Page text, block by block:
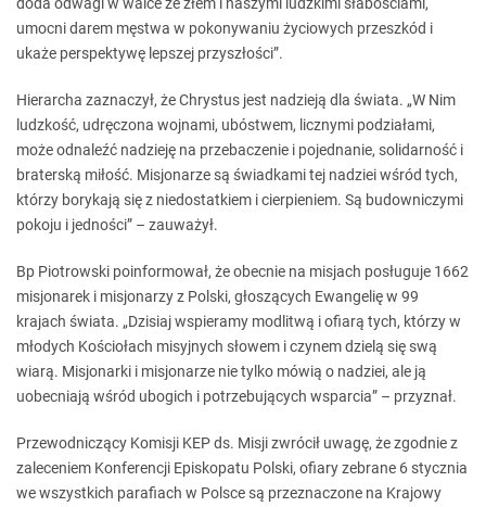
umocni darem męstwa w pokonywaniu życiowych przeszkód i
ukaże perspektywę lepszej przyszłości”.
Hierarcha zaznaczył, że Chrystus jest nadzieją dla świata. „W Nim
ludzkość, udręczona wojnami, ubóstwem, licznymi podziałami,
może odnaleźć nadzieję na przebaczenie i pojednanie, solidarność i
braterską miłość. Misjonarze są świadkami tej nadziei wśród tych,
którzy borykają się z niedostatkiem i cierpieniem. Są budowniczymi
pokoju i jedności” – zauważył.
Bp Piotrowski poinformował, że obecnie na misjach posługuje 1662
misjonarek i misjonarzy z Polski, głoszących Ewangelię w 99
krajach świata. „Dzisiaj wspieramy modlitwą i ofiarą tych, którzy w
młodych Kościołach misyjnych słowem i czynem dzielą się swą
wiarą. Misjonarki i misjonarze nie tylko mówią o nadziei, ale ją
uobecniają wśród ubogich i potrzebujących wsparcia” – przyznał.
Przewodniczący Komisji KEP ds. Misji zwrócił uwagę, że zgodnie z
zaleceniem Konferencji Episkopatu Polski, ofiary zebrane 6 stycznia
we wszystkich parafiach w Polsce są przeznaczone na Krajowy